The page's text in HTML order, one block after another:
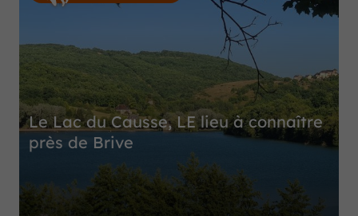
Le Lac du Causse, LE lieu à connaître
près de Brive